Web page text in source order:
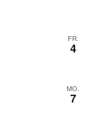
FR.
4
MO.
7